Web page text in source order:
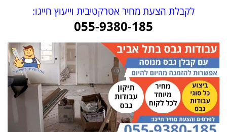
לקבלת הצעת מחיר אטרקטיבית וייעוץ חייגו:
055-9380-185